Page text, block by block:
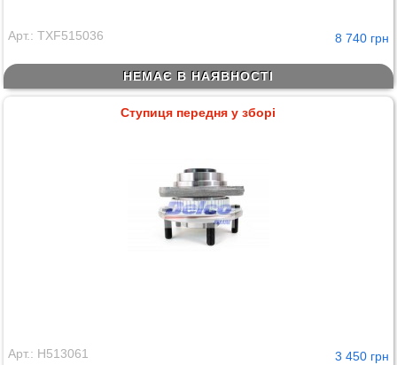
Арт.: TXF515036 8 740 грн
НЕМАЄ В НАЯВНОСТІ
Ступиця передня у зборі
Арт.: H513061 3 450 грн